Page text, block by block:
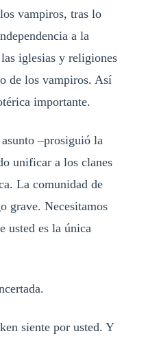
vampiros, tras lo
a la
iglesias y religiones
de los vampiros. Así
importante.
–prosiguió la
unificar a los clanes
La comunidad de
grave. Necesitamos
usted es la única
siente por usted. Y